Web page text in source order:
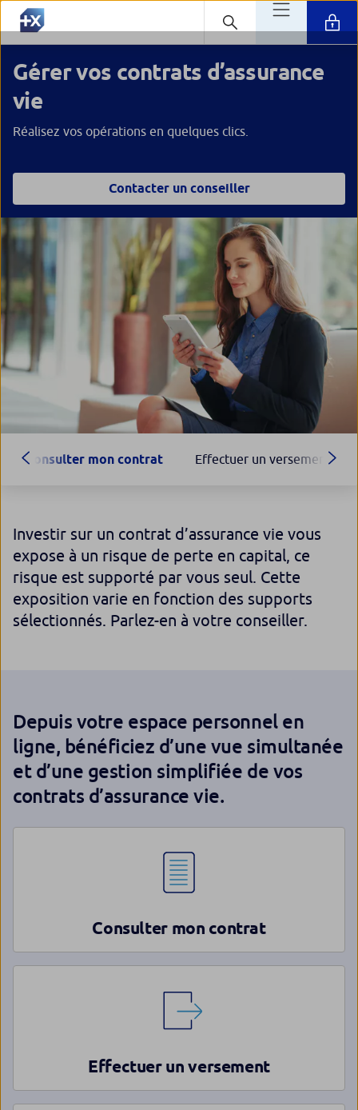
Gérer vos contrats d’assurance
vie
Réalisez vos opérations en quelques clics.
Contacter un conseiller
Consulter mon contrat Effectuer un versement
Investir sur un contrat d’assurance vie vous
expose à un risque de perte en capital, ce
risque est supporté par vous seul. Cette
exposition varie en fonction des supports
sélectionnés. Parlez-en à votre conseiller.
Depuis votre espace personnel en
ligne, bénéficiez d’une vue simultanée
et d’une gestion simplifiée de vos
contrats d’assurance vie.
Consulter mon contrat
Effectuer un versement